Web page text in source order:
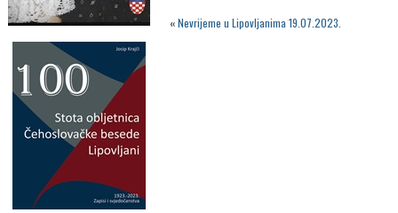
«Nevrijeme u Lipovljanima 19.07.2023.